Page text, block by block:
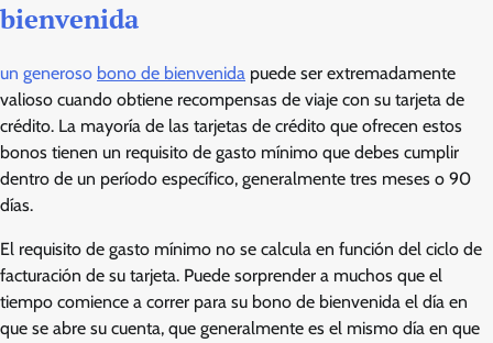
bienvenida
un generoso bono de bienvenida puede ser extremadamente
valioso cuando obtiene recompensas de viaje con su tarjeta de
crédito. La mayoría de las tarjetas de crédito que ofrecen estos
bonos tienen un requisito de gasto mínimo que debes cumplir
dentro de un período específico, generalmente tres meses o 90
días.
El requisito de gasto mínimo no se calcula en función del ciclo de
facturación de su tarjeta. Puede sorprender a muchos que el
tiempo comience a correr para su bono de bienvenida el día en
que se abre su cuenta, que generalmente es el mismo día en que